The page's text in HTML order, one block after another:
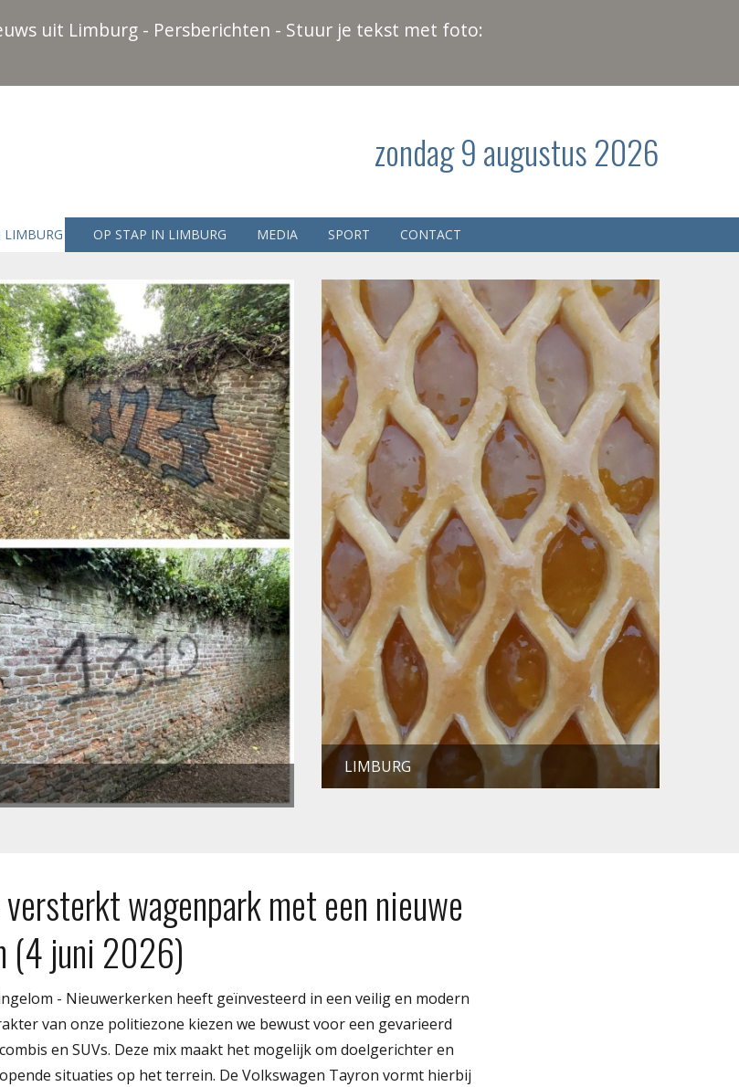
uit Limburg - Persberichten - Stuur je tekst met foto:
zondag 9 augustus 2026
LIMBURG OP STAP IN LIMBURG MEDIA SPORT CONTACT
LIMBURG
wagenpark met een nieuwe
(4 juni 2026)
- Nieuwerkerken heeft geïnvesteerd in een veilig en modern
van onze politiezone kiezen we bewust voor een gevarieerd
en SUVs. Deze mix maakt het mogelijk om doelgerichter en
situaties op het terrein. De Volkswagen Tayron vormt hierbij